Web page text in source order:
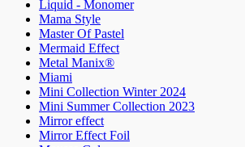
Liquid - Monomer
Mama Style
Master Of Pastel
Mermaid Effect
Metal Manix®
Miami
Mini Collection Winter 2024
Mini Summer Collection 2023
Mirror effect
Mirror Effect Foil